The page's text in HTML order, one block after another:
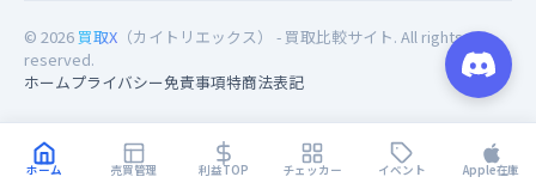
ホーム 売買管理 利益TOP チェッカー イベント Apple在庫
© 2026 買取X （カイトリエックス） - 買取比較サイト. All rights
reserved.
ホームプライバシー免責事項特商法表記